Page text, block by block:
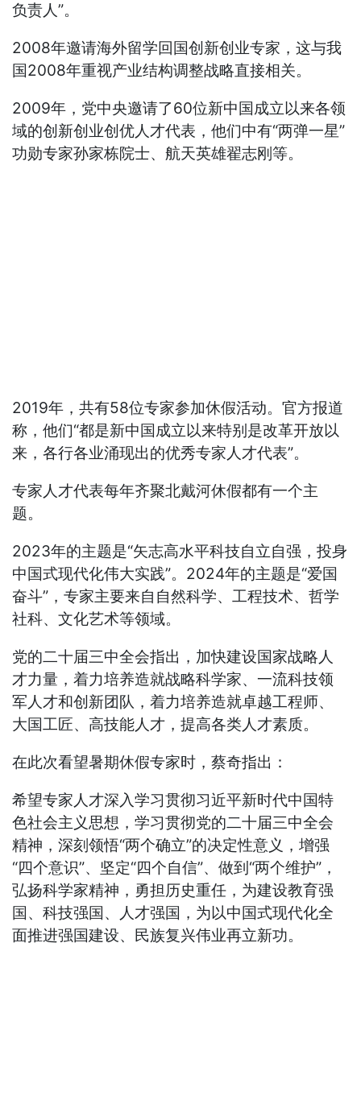
负责人”。
2008年邀请海外留学回国创新创业专家，这与我
国2008年重视产业结构调整战略直接相关。
2009年，党中央邀请了60位新中国成立以来各领
域的创新创业创优人才代表，他们中有“两弹一星”
功勋专家孙家栋院士、航天英雄翟志刚等。
2019年，共有58位专家参加休假活动。官方报道
称，他们“都是新中国成立以来特别是改革开放以
来，各行各业涌现出的优秀专家人才代表”。
专家人才代表每年齐聚北戴河休假都有一个主
题。
2023年的主题是“矢志高水平科技自立自强，投身
中国式现代化伟大实践”。2024年的主题是“爱国
奋斗”，专家主要来自自然科学、工程技术、哲学
社科、文化艺术等领域。
党的二十届三中全会指出，加快建设国家战略人
才力量，着力培养造就战略科学家、一流科技领
军人才和创新团队，着力培养造就卓越工程师、
大国工匠、高技能人才，提高各类人才素质。
在此次看望暑期休假专家时，蔡奇指出：
希望专家人才深入学习贯彻习近平新时代中国特
色社会主义思想，学习贯彻党的二十届三中全会
精神，深刻领悟“两个确立”的决定性意义，增强
“四个意识”、坚定“四个自信”、做到“两个维护”，
弘扬科学家精神，勇担历史重任，为建设教育强
国、科技强国、人才强国，为以中国式现代化全
面推进强国建设、民族复兴伟业再立新功。